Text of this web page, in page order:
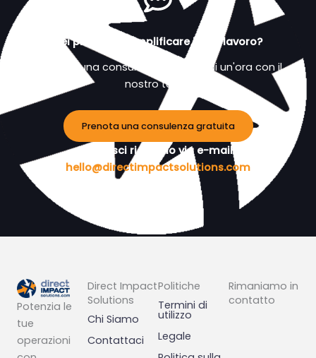
Sei pronto a semplificare il tuo lavoro?
Pianifica una consulenza gratuita di un'ora con il
nostro team.
Prenota una consulenza gratuita
Preferisci riceverlo via e-mail?
hello@directimpactsolutions.com
Potenzia le
tue
operazioni
Direct Impact
Solutions
Chi Siamo
Contattaci
Politiche
Termini di
utilizzo
Legale
Rimaniamo in
contatto